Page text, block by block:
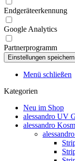
Endgeräteerkennung
Google Analytics
Partnerprogramm
Menü schließen
Kategorien
Neu im Shop
alessandro UV
alessandro